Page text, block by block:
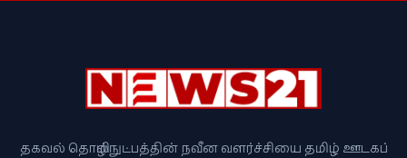
தகவல் தொழில்நுட்பத்தின் நவீன வளர்ச்சியை தமிழ் ஊடகப்